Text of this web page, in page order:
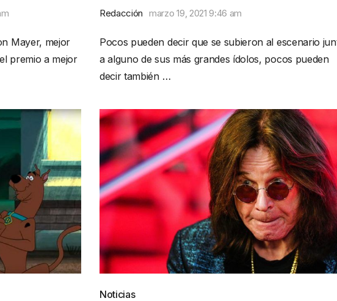
Mayer, mejor
premio a mejor
Redacción marzo 19, 2021 9:46 am
Pocos pueden decir que se subieron al escenario
a alguno de sus más grandes ídolos, pocos pueden
decir también …
Noticias